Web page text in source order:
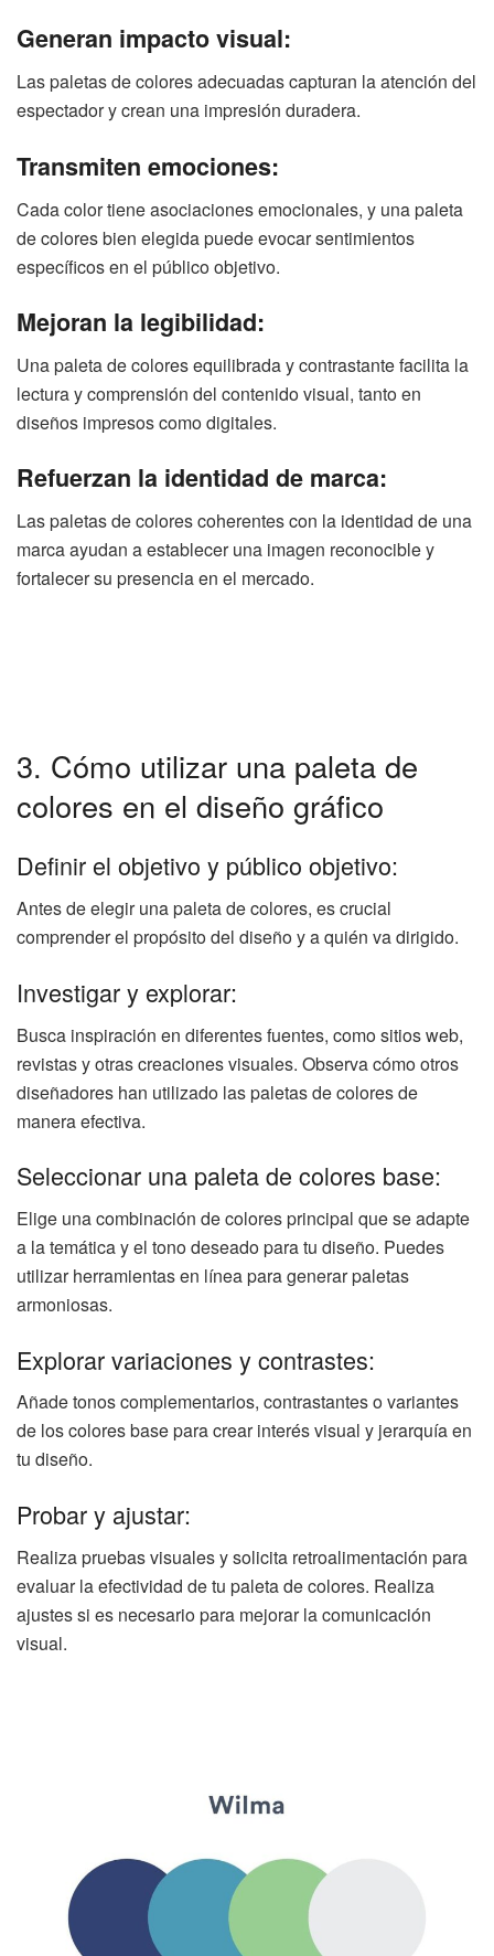
Generan impacto visual:
Las paletas de colores adecuadas capturan la atención del
espectador y crean una impresión duradera.
Transmiten emociones:
Cada color tiene asociaciones emocionales, y una paleta
de colores bien elegida puede evocar sentimientos
específicos en el público objetivo.
Mejoran la legibilidad:
Una paleta de colores equilibrada y contrastante facilita la
lectura y comprensión del contenido visual, tanto en
diseños impresos como digitales.
Refuerzan la identidad de marca:
Las paletas de colores coherentes con la identidad de una
marca ayudan a establecer una imagen reconocible y
fortalecer su presencia en el mercado.
3. Cómo utilizar una paleta de
colores en el diseño gráfico
Definir el objetivo y público objetivo:
Antes de elegir una paleta de colores, es crucial
comprender el propósito del diseño y a quién va dirigido.
Investigar y explorar:
Busca inspiración en diferentes fuentes, como sitios web,
revistas y otras creaciones visuales. Observa cómo otros
diseñadores han utilizado las paletas de colores de
manera efectiva.
Seleccionar una paleta de colores base:
Elige una combinación de colores principal que se adapte
a la temática y el tono deseado para tu diseño. Puedes
utilizar herramientas en línea para generar paletas
armoniosas.
Explorar variaciones y contrastes:
Añade tonos complementarios, contrastantes o variantes
de los colores base para crear interés visual y jerarquía en
tu diseño.
Probar y ajustar:
Realiza pruebas visuales y solicita retroalimentación para
evaluar la efectividad de tu paleta de colores. Realiza
ajustes si es necesario para mejorar la comunicación
visual.